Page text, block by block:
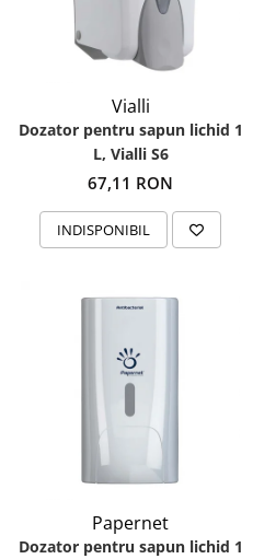
Vialli
Dozator pentru sapun lichid 1
L, Vialli S6
67,11 RON
INDISPONIBIL
Papernet
Dozator pentru sapun lichid 1